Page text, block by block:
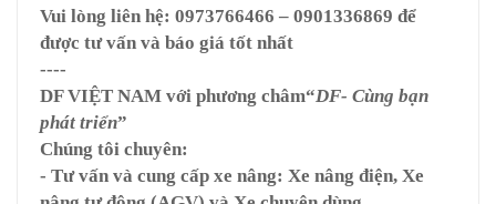
Vui lòng liên hệ: 0973766466 – 0901336869 để
được tư vấn và báo giá tốt nhất
----
DF VIỆT NAM với phương châm“DF- Cùng bạn
phát triển”
Chúng tôi chuyên:
- Tư vấn và cung cấp xe nâng: Xe nâng điện, Xe